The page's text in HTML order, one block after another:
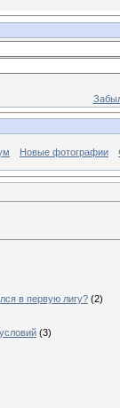
Новые фотографии
в первую лигу? (2)
(3)